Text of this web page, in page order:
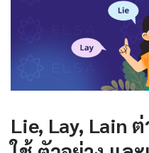
Lie, Lay, Lain